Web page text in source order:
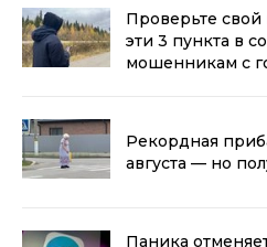
Проверьте
эти 3 пункта в
мошенникам с
Рекордная
августа — но
Паника